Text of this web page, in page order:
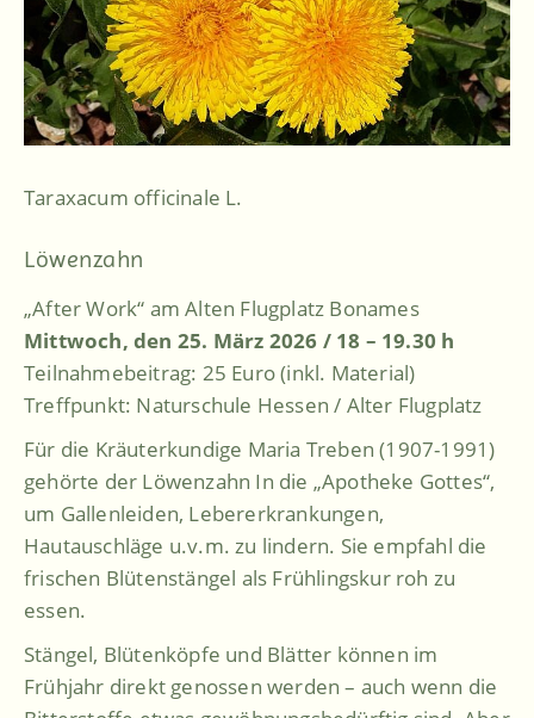
Taraxacum officinale L.
Löwenzahn
„After Work“ am Alten Flugplatz Bonames
Mittwoch, den 25. März 2026 / 18 – 19.30 h
Teilnahmebeitrag: 25 Euro (inkl. Material)
Treffpunkt: Naturschule Hessen / Alter Flugplatz
Für die Kräuterkundige Maria Treben (1907-1991)
gehörte der Löwenzahn In die „Apotheke Gottes“,
um Gallenleiden, Lebererkrankungen,
Hautauschläge u.v.m. zu lindern. Sie empfahl die
frischen Blütenstängel als Frühlingskur roh zu
essen.
Stängel, Blütenköpfe und Blätter können im
Frühjahr direkt genossen werden – auch wenn die